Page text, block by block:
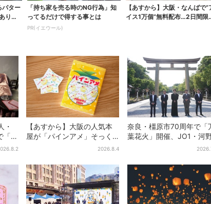
パター
りえ
「持ち家を売る時のNG行為」知
ってるだけで得する事とは
PR(イエウール)
【あすから】大阪・なんばで“
イス1万個”無料配布…2日間限
・
「呪
【あすから】大阪の人気本
屋が「パインアメ」そっく
りのブックカバー開発、梅
2026.8.4
奈良・橿原市70周年で「
葉花火」開催、JO1・河
喜がアンバサダーに…グ